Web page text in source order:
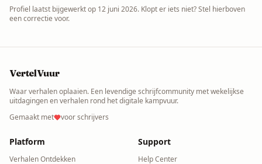
Profiel laatst bijgewerkt op 12 juni 2026. Klopt er iets niet? Stel hierboven
een correctie voor.
VertelVuur
Waar verhalen oplaaien. Een levendige schrijfcommunity met wekelijkse
uitdagingen en verhalen rond het digitale kampvuur.
Gemaakt met
voor schrijvers
Platform
Verhalen Ontdekken
Support
Help Center